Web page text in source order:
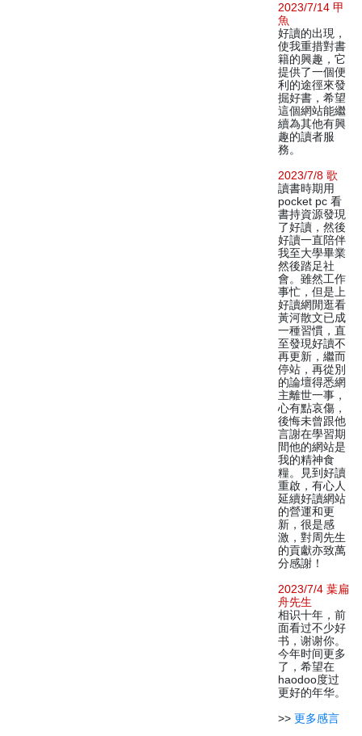
2023/7/14 甲
魚
好讀的出現，
使我重措對書
籍的興趣，它
提供了一個便
利的途徑來發
掘好書，希望
這個網站能繼
續為其他有興
趣的讀者服
務。
2023/7/8 歌
讀書時期用
pocket pc 看
書持資源發現
了好讀，然後
好讀一直陪伴
我至大學畢業
然後踏足社
會。雖然工作
事忙，但是上
好讀網閒逛看
黃河散文已成
一種習慣，直
至發現好讀不
再更新，繼而
停站，再從別
的論壇得悉網
主離世一事，
心有點哀傷，
後悔未曾跟他
言謝在學習期
間他的網站是
我的精神食
糧。見到好讀
重啟，有心人
延續好讀網站
的營運和更
新，很是感
激，對周先生
的貢獻亦致萬
分感謝！
2023/7/4 葉扁
舟先生
相识十年，前
面看过不少好
书，谢谢你。
今年时间更多
了，希望在
haodoo度过
更好的年华。
>> 更多感言